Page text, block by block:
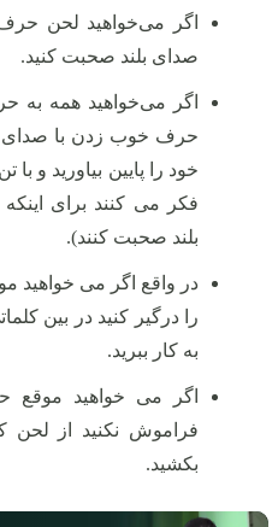
اگر می‌خواهید لحن
صدای بلند صحبت کنید.
اگر می‌خواهید همه به
حرف خوب زدن با صدای
خود را پایین بیاورید و
فکر می‌ کنند برای
بلند صحبت کنند).
در واقع اگر می‌
را درگیر کنید در بین
به کار ببرید.
اگر می‌ خواهید موقع
فراموش نکنید از لحن
بکشید.